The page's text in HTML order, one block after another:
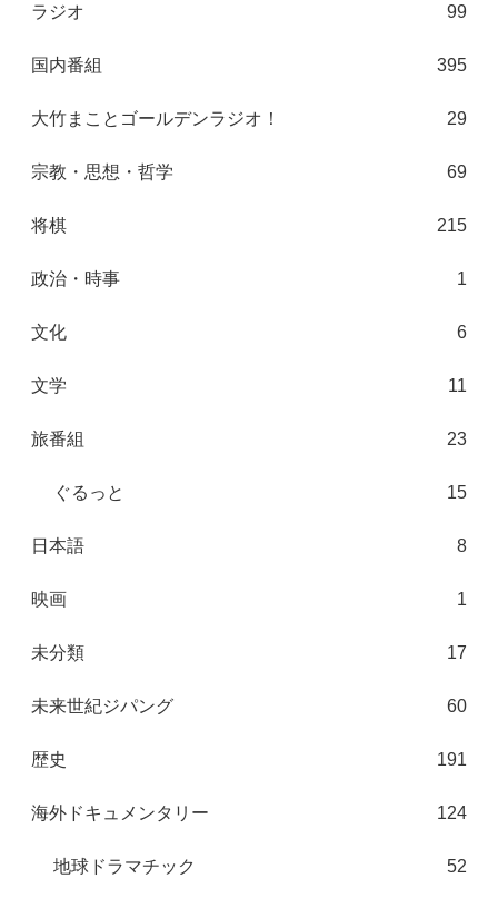
ラジオ 99
国内番組 395
大竹まことゴールデンラジオ！ 29
宗教・思想・哲学 69
将棋 215
政治・時事 1
文化 6
文学 11
旅番組 23
ぐるっと 15
日本語 8
映画 1
未分類 17
未来世紀ジパング 60
歴史 191
海外ドキュメンタリー 124
地球ドラマチック 52